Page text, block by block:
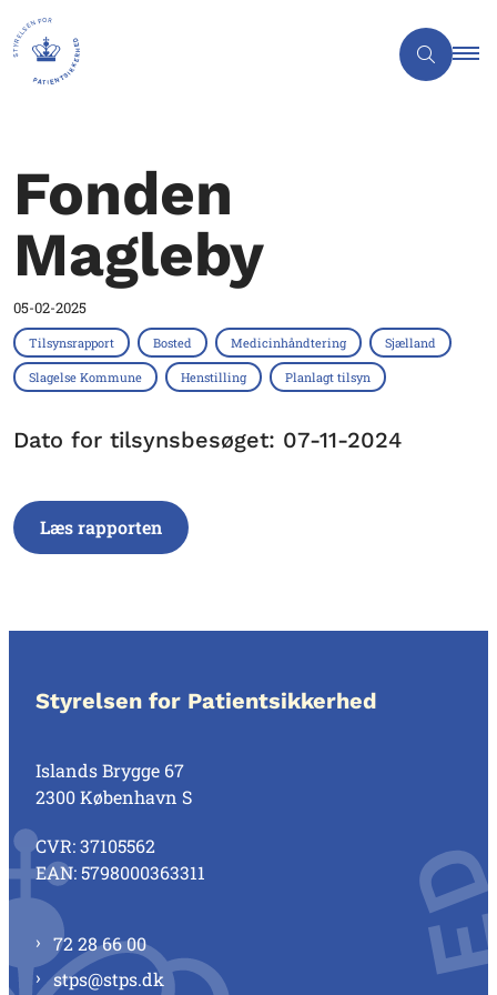
Fonden
Magleby
05-02-2025
Tilsynsrapport Bosted Medicinhåndtering Sjælland
Slagelse Kommune Henstilling Planlagt tilsyn
Dato for tilsynsbesøget: 07-11-2024
Læs rapporten
Styrelsen for Patientsikkerhed
Islands Brygge 67
2300 København S
CVR: 37105562
EAN: 5798000363311
72 28 66 00
stps@stps.dk